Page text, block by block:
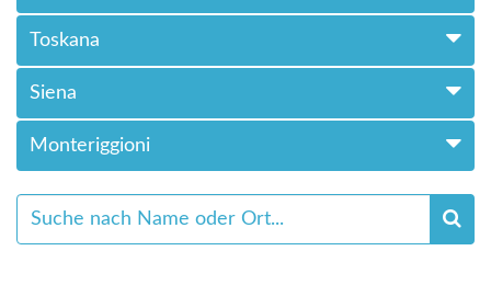
Toskana
Siena
Monteriggioni